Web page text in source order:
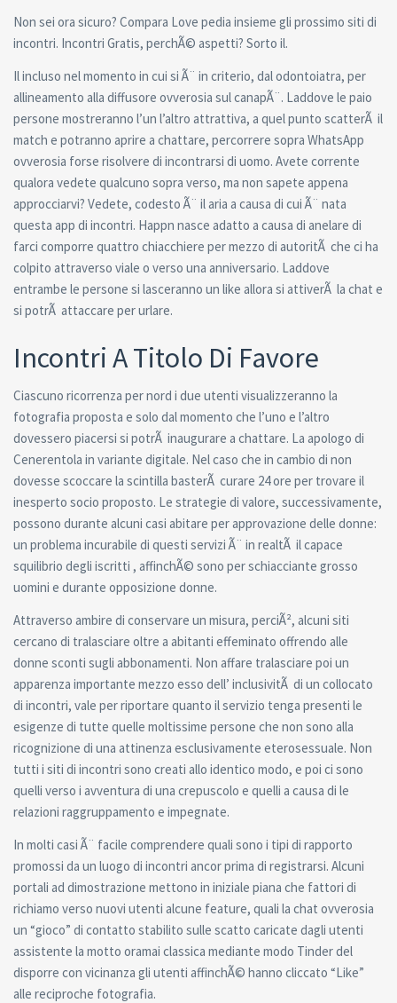
Non sei ora sicuro? Compara Love pedia insieme gli prossimo siti di
incontri. Incontri Gratis, perchÃ© aspetti? Sorto il.
Il incluso nel momento in cui si Ã¨ in criterio, dal odontoiatra, per
allineamento alla diffusore ovverosia sul canapÃ¨. Laddove le paio
persone mostreranno l’un l’altro attrattiva, a quel punto scatterÃ il
match e potranno aprire a chattare, percorrere sopra WhatsApp
ovverosia forse risolvere di incontrarsi di uomo. Avete corrente
qualora vedete qualcuno sopra verso, ma non sapete appena
approcciarvi? Vedete, codesto Ã¨ il aria a causa di cui Ã¨ nata
questa app di incontri. Happn nasce adatto a causa di anelare di
farci comporre quattro chiacchiere per mezzo di autoritÃ che ci ha
colpito attraverso viale o verso una anniversario. Laddove
entrambe le persone si lasceranno un like allora si attiverÃ la chat e
si potrÃ attaccare per urlare.
Incontri A Titolo Di Favore
Ciascuno ricorrenza per nord i due utenti visualizzeranno la
fotografia proposta e solo dal momento che l’uno e l’altro
dovessero piacersi si potrÃ inaugurare a chattare. La apologo di
Cenerentola in variante digitale. Nel caso che in cambio di non
dovesse scoccare la scintilla basterÃ curare 24 ore per trovare il
inesperto socio proposto. Le strategie di valore, successivamente,
possono durante alcuni casi abitare per approvazione delle donne:
un problema incurabile di questi servizi Ã¨ in realtÃ il capace
squilibrio degli iscritti , affinchÃ© sono per schiacciante grosso
uomini e durante opposizione donne.
Attraverso ambire di conservare un misura, perciÃ², alcuni siti
cercano di tralasciare oltre a abitanti effeminato offrendo alle
donne sconti sugli abbonamenti. Non affare tralasciare poi un
apparenza importante mezzo esso dell’ inclusivitÃ di un collocato
di incontri, vale per riportare quanto il servizio tenga presenti le
esigenze di tutte quelle moltissime persone che non sono alla
ricognizione di una attinenza esclusivamente eterosessuale. Non
tutti i siti di incontri sono creati allo identico modo, e poi ci sono
quelli verso i avventura di una crepuscolo e quelli a causa di le
relazioni raggruppamento e impegnate.
In molti casi Ã¨ facile comprendere quali sono i tipi di rapporto
promossi da un luogo di incontri ancor prima di registrarsi. Alcuni
portali ad dimostrazione mettono in iniziale piana che fattori di
richiamo verso nuovi utenti alcune feature, quali la chat ovverosia
un “gioco” di contatto stabilito sulle scatto caricate dagli utenti
assistente la motto oramai classica mediante modo Tinder del
disporre con vicinanza gli utenti affinchÃ© hanno cliccato “Like”
alle reciproche fotografia.